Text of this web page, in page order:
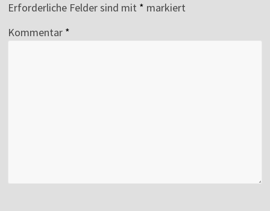
Erforderliche Felder sind mit * markiert
Kommentar *